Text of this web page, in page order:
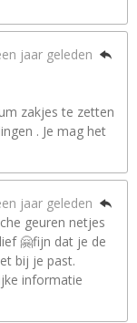
jaar geleden
zakjes te zetten
. Je mag het
jaar geleden
geuren netjes
🤗fijn dat je de
bij je past.
informatie